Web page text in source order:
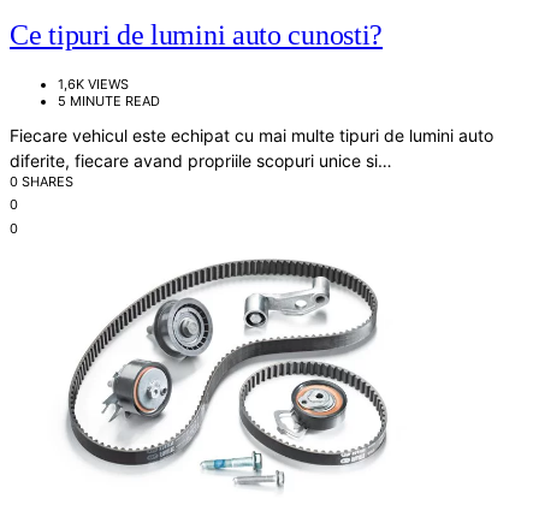
Ce tipuri de lumini auto cunosti?
1,6K VIEWS
5 MINUTE READ
Fiecare vehicul este echipat cu mai multe tipuri de lumini auto
diferite, fiecare avand propriile scopuri unice si…
0 SHARES
0
0